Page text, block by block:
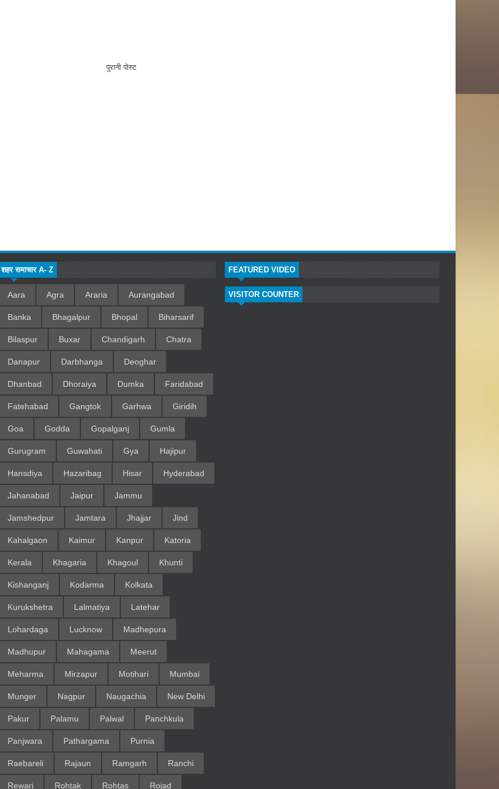
पुरानी पोस्ट
शहर समाचार A- Z
Aara Agra Araria Aurangabad
Banka Bhagalpur Bhopal Biharsarif
Bilaspur Buxar Chandigarh Chatra
Danapur Darbhanga Deoghar
Dhanbad Dhoraiya Dumka Faridabad
Fatehabad Gangtok Garhwa Giridih
Goa Godda Gopalganj Gumla
Gurugram Guwahati Gya Hajipur
Hansdiya Hazaribag Hisar Hyderabad
Jahanabad Jaipur Jammu
Jamshedpur Jamtara Jhajjar Jind
Kahalgaon Kaimur Kanpur Katoria
Kerala Khagaria Khagoul Khunti
Kishanganj Kodarma Kolkata
Kurukshetra Lalmatiya Latehar
Lohardaga Lucknow Madhepura
Madhupur Mahagama Meerut
Meharma Mirzapur Motihari Mumbai
Munger Nagpur Naugachia New Delhi
Pakur Palamu Palwal Panchkula
Panjwara Pathargama Purnia
Raebareli Rajaun Ramgarh Ranchi
Rewari Rohtak Rohtas Rojad
FEATURED VIDEO
VISITOR COUNTER